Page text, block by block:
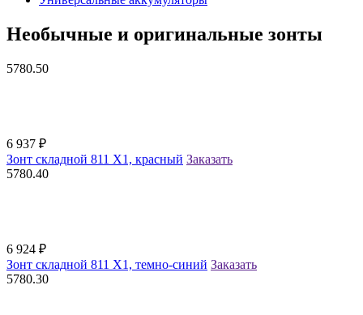
Необычные и оригинальные зонты
5780.50
6 937 ₽
Зонт складной 811 X1, красный Заказать
5780.40
6 924 ₽
Зонт складной 811 X1, темно-синий Заказать
5780.30